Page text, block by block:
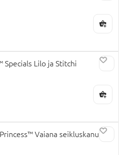
Specials Lilo ja Stitchi
Vaiana seikluskanuu